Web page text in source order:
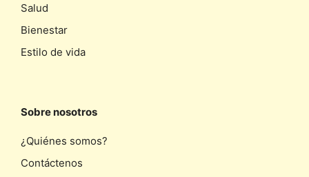
Salud
Bienestar
Estilo de vida
Sobre nosotros
¿Quiénes somos?
Contáctenos